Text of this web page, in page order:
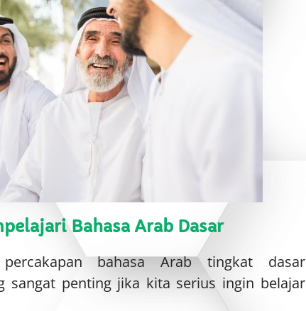
Bahasa Arab Dasar
percakapan bahasa Arab tingkat dasar
sangat penting jika kita serius ingin belajar